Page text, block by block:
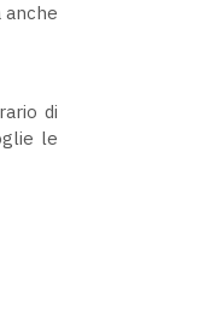
anche
di
le